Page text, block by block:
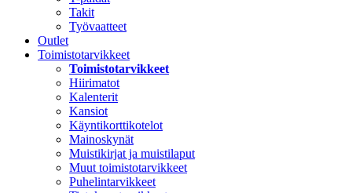
Takit
Työvaatteet
Outlet
Toimistotarvikkeet
Toimistotarvikkeet
Hiirimatot
Kalenterit
Kansiot
Käyntikorttikotelot
Mainoskynät
Muistikirjat ja muistilaput
Muut toimistotarvikkeet
Puhelintarvikkeet